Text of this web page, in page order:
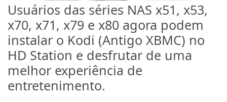
Usuários das séries NAS x51, x53,
x70, x71, x79 e x80 agora podem
instalar o Kodi (Antigo XBMC) no
HD Station e desfrutar de uma
melhor experiência de
entretenimento.